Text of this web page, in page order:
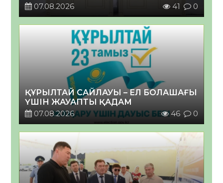
07.08.2026
41 0
ҚҰРЫЛТАЙ САЙЛАУЫ – ЕЛ БОЛАШАҒЫ
ҮШІН ЖАУАПТЫ ҚАДАМ
07.08.2026
46 0